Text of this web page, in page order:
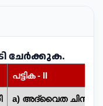
ചേർക്കുക.
പട്ടിക - II
a) അദ്വൈത ചിന്താ